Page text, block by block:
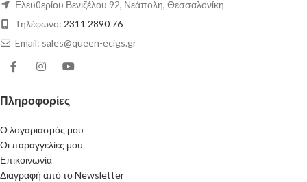
Ελευθερίου Βενιζέλου 92, Νεάπολη, Θεσσαλονίκη
Τηλέφωνο: 2311 2890 76
Email: sales@queen-ecigs.gr
Πληροφορίες
Ο λογαριασμός μου
Οι παραγγελίες μου
Επικοινωνία
Διαγραφή από το Newsletter